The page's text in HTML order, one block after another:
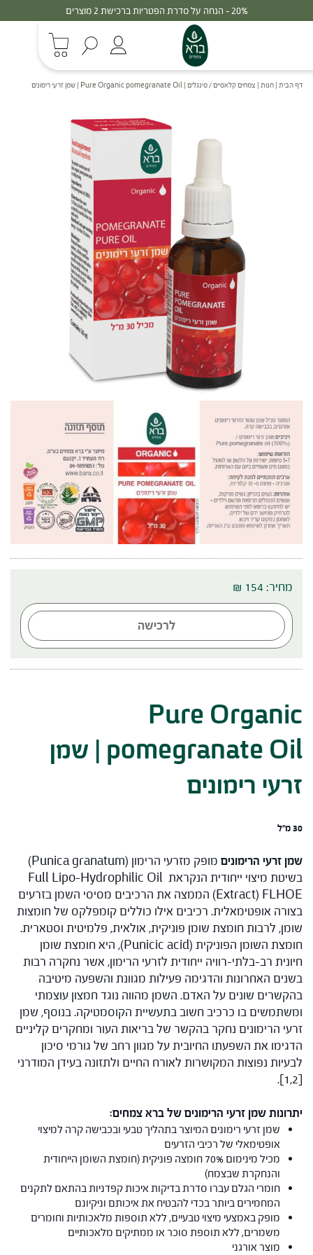
30% - הנחה על סדרת הפטריות ברכישת 3 מוצרים
דף הבית | חנות | צמחים קלאסיים / סינגלים | Pure Organic pomegranate Oil | שמן זרעי רימונים
Pure Organic
pomegranate Oil | שמן
זרעי רימונים
30 מ"ל
שמן זרעי הרימונים
מופק מזרעי הרימון (Punica granatum)
בשיטת מיצוי ייחודית הנקראת Full Lipo-Hydrophilic Oil
Extract) FLHOE) הממצה את הרכיבים מסיסי השמן בזרעים
בצורה אופטימאלית. רכיבים אילו כוללים קומפלקס של חומצות
שומן, לרבות חומצת שומן פוניקית, אולאית, פלמיטית וסטארית.
חומצת השומן הפוניקית (Punicic acid), היא חומצת שומן
חיונית רב-בלתי-רוויה ייחודית לזרעי הרימון, אשר נחקרה רבות
בשנים האחרונות והדגימה פעילות מגוונת והשפעה מיטיבה
בהקשרים שונים על האדם. השמן מהווה נוגד חמצון עוצמתי
ומשתמשים בו כרכיב חשוב בתעשיית הקוסמטיקה. בנוסף, שמן
זרעי הרימונים נחקר בהקשר של בריאות העור ומחקרים קליניים
הדגימו את השפעתו החיובית על מגוון רחב של גורמי סיכון
לבעיות נפוצות המקושרות לאורח החיים ולתזונה בעידן המודרני
[1,2].
יתרונות שמן זרעי הרימונים של ברא צמחים:
שמן זרעי רימונים המיוצר בתהליך טבעי ובכבישה קרה למיצוי
אופטימאלי של רכיבי הזרעים
מכיל מינימום 70% חומצה פוניקית (חומצת השומן הייחודית
והנחקרת שבצמח)
חומרי הגלם עברו סדרת בדיקות איכות קפדניות בהתאם לתקנים
המחמירים ביותר בכדי להבטיח את איכותם וניקיונם
מופק באמצעי מיצוי טבעיים, ללא תוספות מלאכותיות וחומרים
משמרים, ללא תוספת סוכר או ממתיקים מלאכותיים
מוצר אורגני
מחיר: 154 ₪
לרכישה